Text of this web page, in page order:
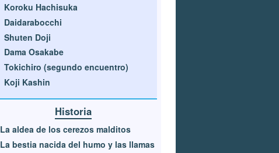
Koroku Hachisuka
Daidarabocchi
Shuten Doji
Dama Osakabe
Tokichiro (segundo encuentro)
Koji Kashin
Historia
La aldea de los cerezos malditos
La bestia nacida del humo y las llamas